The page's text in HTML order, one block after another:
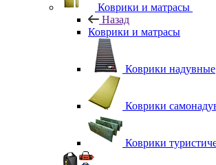
Коврики и матрасы
Назад
Коврики и матрасы
Коврики надувные
Коврики
Коврики